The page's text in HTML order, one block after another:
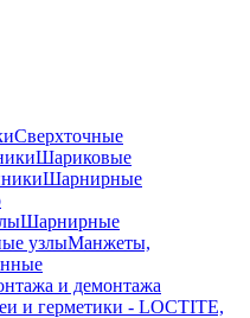
Сверхточные
Шариковые
Шарнирные
Шарнирные
узлыМанжеты,
и демонтажа
и герметики - LOCTITE,